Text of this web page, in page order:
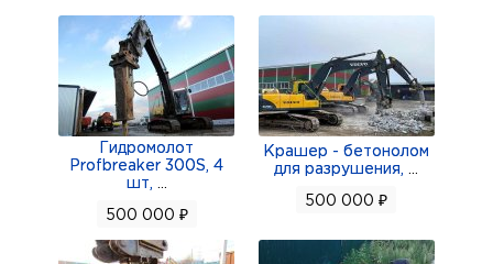
▰▰▰▰▰▰▰▰▰▰▰▰▰▰▰▰▰▰▰▰▰▰
?Работаем по всей РФ
Условия поставки: самовывоз и доставка по
регионам России
►►►►► ☎ Подробности по телефону!
◄◄◄◄◄
Гидромолот
Profbreaker 300S, 4
шт,
500 000 ₽
Крашер - бетонолом
для разрушения,
500 000 ₽